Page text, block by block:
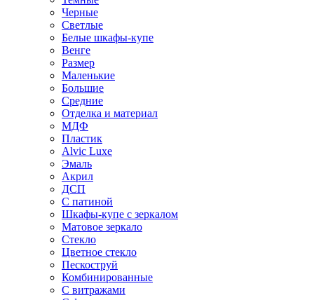
Черные
Светлые
Белые шкафы-купе
Венге
Размер
Маленькие
Большие
Средние
Отделка и материал
МДФ
Пластик
Alvic Luxe
Эмаль
Акрил
ДСП
С патиной
Шкафы-купе с зеркалом
Матовое зеркало
Стекло
Цветное стекло
Пескоструй
Комбинированные
С витражами